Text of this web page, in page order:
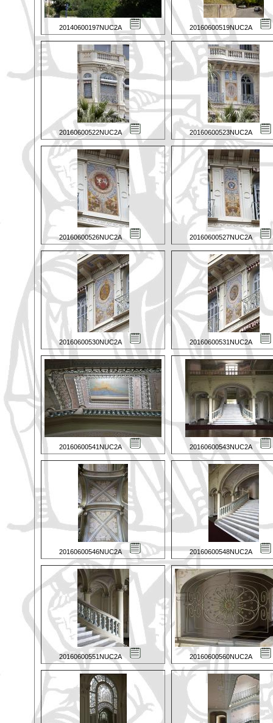
20140600197NUC2A 20160600519NUC2A
20160600522NUC2A 20160600523NUC2A
20160600526NUC2A 20160600527NUC2A
20160600530NUC2A 20160600531NUC2A
20160600541NUC2A 20160600543NUC2A
20160600546NUC2A 20160600548NUC2A
20160600551NUC2A 20160600560NUC2A